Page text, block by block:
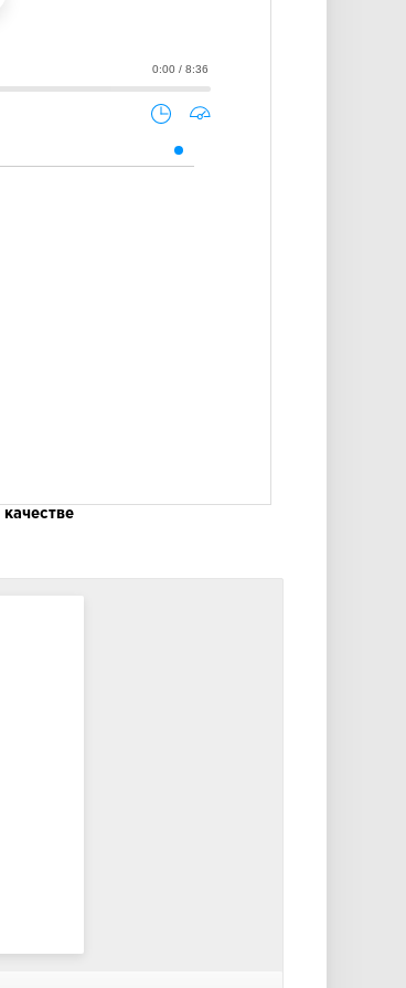
0:00 / 8:36